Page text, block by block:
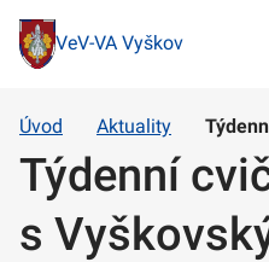
VeV-VA Vyškov
Úvod Aktuality
Týdenní
s